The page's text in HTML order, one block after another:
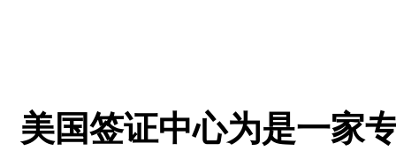
美国签证中心为是一家